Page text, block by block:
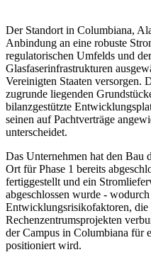
Der Standort in Columbiana,
Anbindung an eine robuste
regulatorischen Umfelds und
Glasfaserinfrastrukturen
Vereinigten Staaten versorgen.
zugrunde liegenden
bilanzgestützte
seinen auf Pachtverträge
unterscheidet.
Das Unternehmen hat den Bau
Ort für Phase 1 bereits
fertiggestellt und ein
abgeschlossen wurde -
Entwicklungsrisikofaktoren, die
Rechenzentrumsprojekten
der Campus in Columbiana für
positioniert wird.